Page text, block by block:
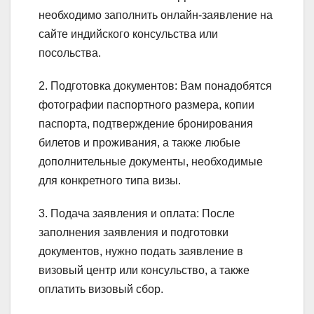
необходимо заполнить онлайн-заявление на
сайте индийского консульства или
посольства.
2. Подготовка документов: Вам понадобятся
фотографии паспортного размера, копии
паспорта, подтверждение бронирования
билетов и проживания, а также любые
дополнительные документы, необходимые
для конкретного типа визы.
3. Подача заявления и оплата: После
заполнения заявления и подготовки
документов, нужно подать заявление в
визовый центр или консульство, а также
оплатить визовый сбор.